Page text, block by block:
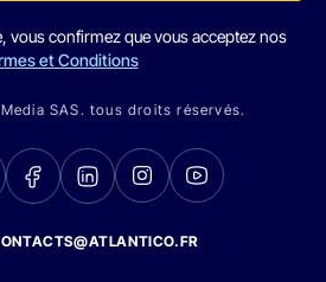
vous confirmez que vous acceptez nos
et Conditions
SAS. tous droits réservés.